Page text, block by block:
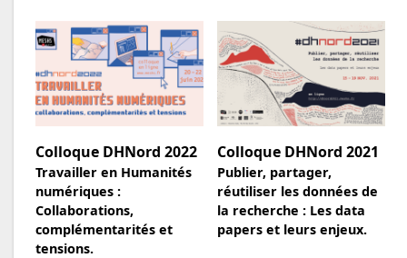
Colloque DHNord 2022
Travailler en Humanités
numériques :
Collaborations,
complémentarités et
tensions.
Colloque DHNord 2021
Publier, partager,
réutiliser les données de
la recherche : Les data
papers et leurs enjeux.